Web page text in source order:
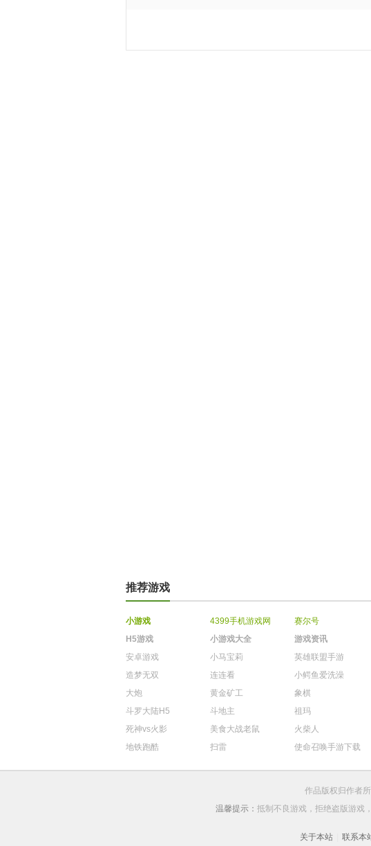
推荐游戏
小游戏 4399手机游戏网 赛尔号
H5游戏
小游戏大全 游戏资讯
安卓游戏
小马宝莉 英雄联盟手游
造梦无双
连连看 小鳄鱼爱洗澡
大炮
黄金矿工 象棋
斗罗大陆H5
斗地主 祖玛
死神vs火影
美食大战老鼠 火柴人
地铁跑酷
扫雷 使命召唤手游下载
作品版权归作者
温馨提示： 抵制不良游戏，拒绝盗版游戏
关于本站 联系本